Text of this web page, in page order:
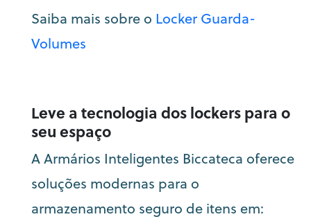
Saiba mais sobre o Locker Guarda-
Volumes
Leve a tecnologia dos lockers para o
seu espaço
A Armários Inteligentes Biccateca oferece
soluções modernas para o
armazenamento seguro de itens em: